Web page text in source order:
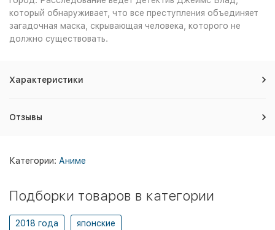
который обнаруживает, что все преступления объединяет
загадочная маска, скрывающая человека, которого не
должно существовать.
Характеристики
Отзывы
Категории: Аниме
Подборки товаров в категории
2018 года японские